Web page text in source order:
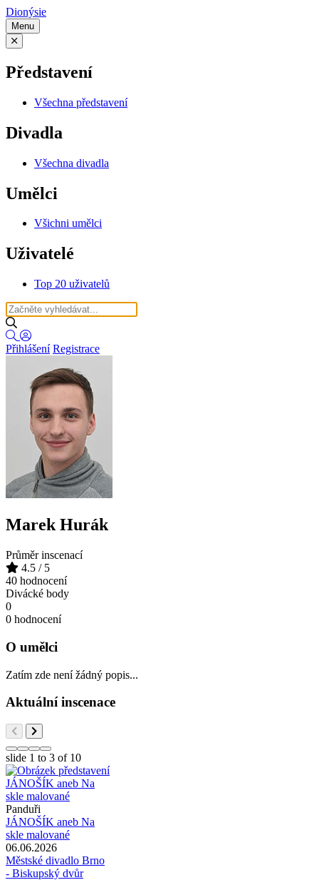
Dionýsie
Menu
Představení
Všechna představení
Divadla
Všechna divadla
Umělci
Všichni umělci
Uživatelé
Top 20 uživatelů
Přihlášení Registrace
Marek Hurák
Průměr inscenací
4.5 / 5
40 hodnocení
Divácké body
0
0 hodnocení
O umělci
Zatím zde není žádný popis...
Aktuální inscenace
slide 1 to 3 of 10
Panduři
JÁNOŠÍK aneb Na
skle malované
06.06.2026
Městské divadlo Brno
- Biskupský dvůr